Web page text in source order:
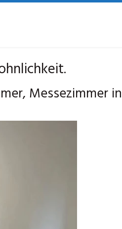
Messezimmer